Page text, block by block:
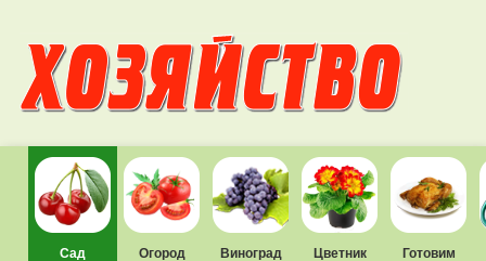
Сад Огород Виноград Цветник
Готовим